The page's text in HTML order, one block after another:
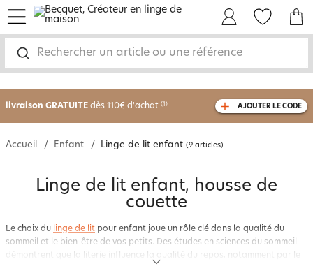
Rechercher un article ou une référence
menu
-30% sur votre commandedès 2 articles
livraison GRATUITE dès 110€ d'achat (1)
avec le code 750826
AJOUTER LE CODE
Accueil Enfant Linge de lit enfant (9 articles)
Linge de lit enfant, housse de
couette
Le choix du linge de lit pour enfant joue un rôle clé dans la qualité du
sommeil et le bien-être de vos petits. Des études en sciences du sommeil
démontrent que la literie influence la qualité du repos, notamment par le